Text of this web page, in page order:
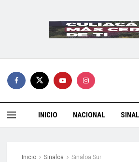
INICIO NACIONAL
Inicio Sinaloa Sinaloa Sur